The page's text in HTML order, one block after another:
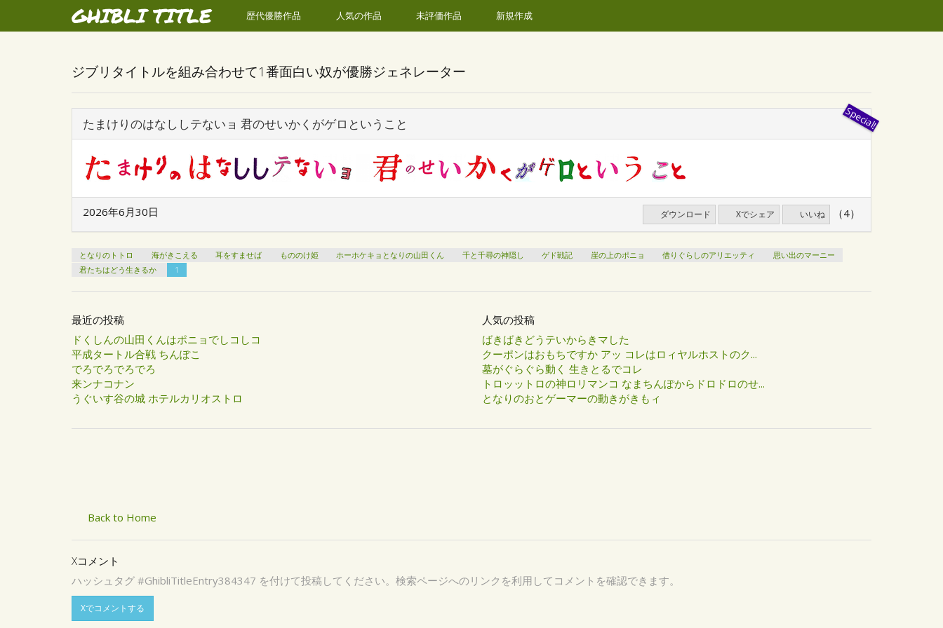
GHIBLI TITLE 歴代優勝作品 人気の作品 未評価作品 新規作成
ジブリタイトルを組み合わせて1番面白い奴が優勝ジェネレーター
たまけりのはなししテないョ 君のせいかくがゲロということ
2026年6月30日 ダウンロード Xでシェア いいね （4）
となりのトトロ 海がきこえる 耳をすませば もののけ姫 ホーホケキョとなりの山田くん 千と千尋の神隠し ゲド戦記 崖の上のポニョ 借りぐらしのアリエッティ
思い出のマーニー
君たちはどう生きるか
1
最近の投稿
ドくしんの山田くんはポニョでしコしコ
平成タートル合戦 ちんぽこ
でろでろでろでろ
来ンナコナン
うぐいす谷の城 ホテルカリオストロ
人気の投稿
ばきばきどうテいからきマした
クーポンはおもちですか アッ コレはロィヤルホストのク...
墓がぐらぐら動く 生きとるでコレ
トロッットロの神ロリマンコ なまちんぽからドロドロのせ...
となりのおとゲーマーの動きがきもィ
Back to Home
Xコメント
ハッシュタグ #GhibliTitleEntry384347 を付けて投稿してください。検索ページへのリンクを利用してコメントを確認できます。
Xでコメントする